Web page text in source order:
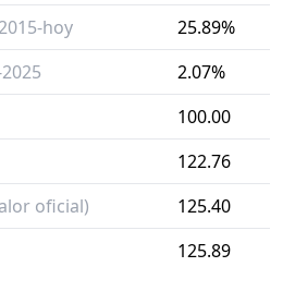
2015-hoy
25.89%
2.07%
100.00
122.76
oficial)
125.40
125.89